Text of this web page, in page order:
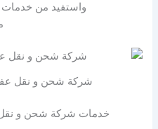
واستفيد من
شركة شحن و نقل
خدمات شركة شحن و